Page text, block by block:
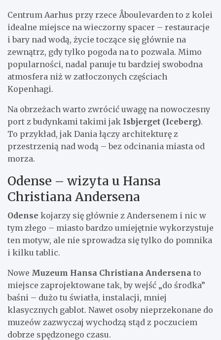
Centrum Aarhus przy rzece Åboulevarden to z kolei
idealne miejsce na wieczorny spacer – restauracje
i bary nad wodą, życie toczące się głównie na
zewnątrz, gdy tylko pogoda na to pozwala. Mimo
popularności, nadal panuje tu bardziej swobodna
atmosfera niż w zatłoczonych częściach
Kopenhagi.
Na obrzeżach warto zwrócić uwagę na nowoczesny
port z budynkami takimi jak Isbjerget (Iceberg).
To przykład, jak Dania łączy architekturę z
przestrzenią nad wodą – bez odcinania miasta od
morza.
Odense – wizyta u Hansa
Christiana Andersena
Odense kojarzy się głównie z Andersenem i nic w
tym złego – miasto bardzo umiejętnie wykorzystuje
ten motyw, ale nie sprowadza się tylko do pomnika
i kilku tablic.
Nowe Muzeum Hansa Christiana Andersena to
miejsce zaprojektowane tak, by wejść „do środka”
baśni – dużo tu światła, instalacji, mniej
klasycznych gablot. Nawet osoby nieprzekonane do
muzeów zazwyczaj wychodzą stąd z poczuciem
dobrze spędzonego czasu.